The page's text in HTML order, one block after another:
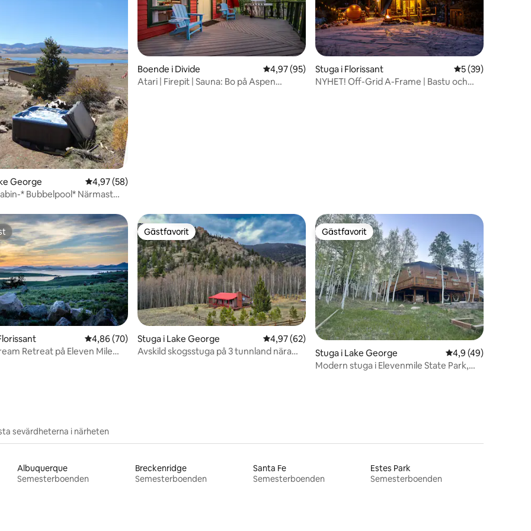
betyg, 3 omdömen
George 4,97 av 5 i genomsnittligt betyg, 58 omdömen
4,97 (58)
* Bubbelpool* Närmast
Boende i Divide 4,97 av 5 i genomsnittligt betyg, 95 omdömen
4,97 (95)
Atari | Firepit | Sauna: Bo på Aspen
Stuga i Florissant 5 av 5 i
5 (39)
NYHET! Off-Grid A-Frame | Bastu och
betyg, 59 omdömen
4,86 av 5 i genomsnittligt betyg, 70 omdömen
4,86 (70)
på Eleven Mile
Gästfavorit
Gästfavorit
Stuga i Lake George 4,97 av 5 i genomsnittligt betyg, 62 omdömen
4,97 (62)
Avskild skogsstuga på 3 tunnland nära
Gästfavorit
Gästfavorit
Stuga i Lake George 4,9 av 5 i
4,9 (49)
Modern stuga i Elevenmile State Park,
sevärdheterna i närheten
Albuquerque
Semesterboenden
Breckenridge
Semesterboenden
Santa Fe
Semesterboenden
Estes Park
Semesterboenden